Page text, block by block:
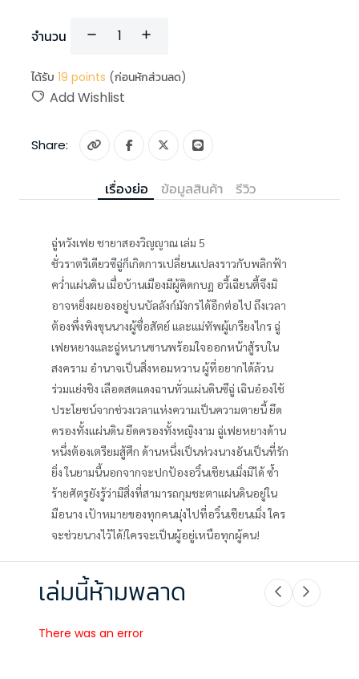
จำนวน
ได้รับ 19 points (ก่อนหักส่วนลด)
Add Wishlist
Share:
เรื่องย่อ ข้อมูลสินค้า รีวิว
ฉู่หวังเฟย ชายาสองวิญญาณ เล่ม 5
ชั่วราตรีเดียวซีฉู่ก็เกิดการเปลี่ยนแปลงราวกับพลิกฟ้า
คว่ำแผ่นดิน เมื่อบ้านเมืองมีผู้คิดกบฏ อวี้เฉียนตี้จึงมิ
อาจหยิ่งผยองอยู่บนบัลลังก์มังกรได้อีกต่อไป ถึงเวลา
ต้องพึ่งพิงขุนนางผู้ซื่อสัตย์ และแม่ทัพผู้เกรียงไกร ฉู่
เฟยหยางและฉู่หนานซานพร้อมใจออกหน้าสู้รบใน
สงคราม อำนาจเป็นสิ่งหอมหวาน ผู้ที่อยากได้ล้วน
ร่วมแย่งชิง เลือดสดแดงฉานทั่วแผ่นดินซีฉู่ เฉินอ๋องใช้
ประโยชน์จากช่วงเวลาแห่งความเป็นความตายนี้ ยึด
ครองทั้งแผ่นดิน ยึดครองทั้งหญิงงาม ฉู่เฟยหยางด้าน
หนึ่งต้องเตรียมสู้ศึก ด้านหนึ่งเป็นห่วงนางอันเป็นที่รัก
ยิ่ง ในยามนี้นอกจากจะปกป้องอวิ๋นเชียนเมิ่งมิได้ ซ้ำ
ร้ายศัตรูยังรู้ว่ามีสิ่งที่สามารถกุมชะตาแผ่นดินอยู่ใน
มือนาง เป้าหมายของทุกคนมุ่งไปที่อวิ๋นเชียนเมิ่ง ใคร
จะช่วยนางไว้ได้!ใครจะเป็นผู้อยู่เหนือทุกผู้คน!
เล่มนี้ห้ามพลาด
There was an error